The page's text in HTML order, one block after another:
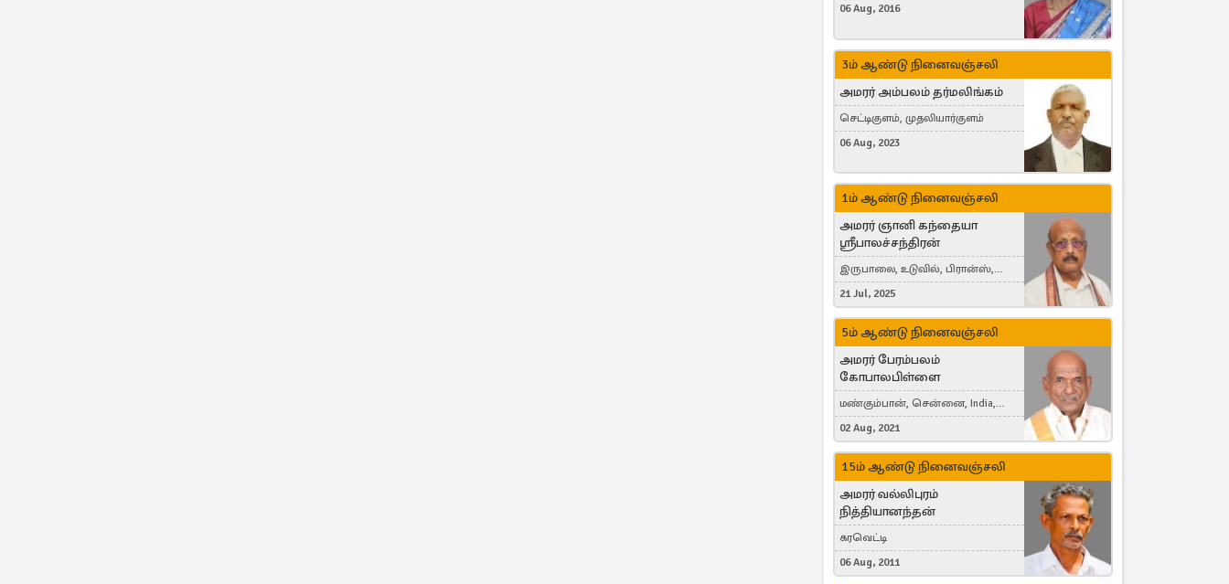
06 Aug, 2016
3ம் ஆண்டு நினைவஞ்சலி
அமரர் அம்பலம் தர்மலிங்கம்
செட்டிகுளம், முதலியார்குளம்
06 Aug, 2023
1ம் ஆண்டு நினைவஞ்சலி
அமரர் ஞானி கந்தையா
ஸ்ரீபாலச்சந்திரன்
இருபாலை, உடுவில், பிரான்ஸ்,
France
21 Jul, 2025
5ம் ஆண்டு நினைவஞ்சலி
அமரர் பேரம்பலம்
கோபாலபிள்ளை
மண்கும்பான், சென்னை, India,
Cergy, France
02 Aug, 2021
15ம் ஆண்டு நினைவஞ்சலி
அமரர் வல்லிபுரம்
நித்தியானந்தன்
கரவெட்டி
06 Aug, 2011